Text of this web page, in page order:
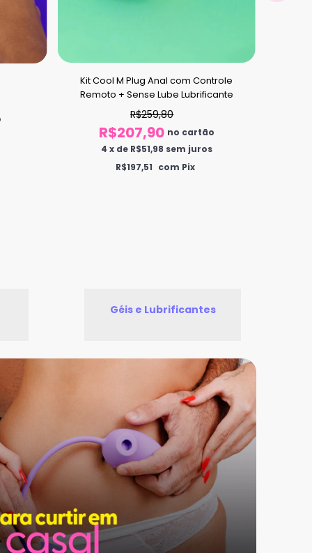
Kit Cool M Plug Anal com Controle
Remoto + Sense Lube Lubrificante
R$259,80
R$207,90 no cartão
4 x de R$51,98 sem juros
R$197,51 com Pix
Géis e Lubrificantes